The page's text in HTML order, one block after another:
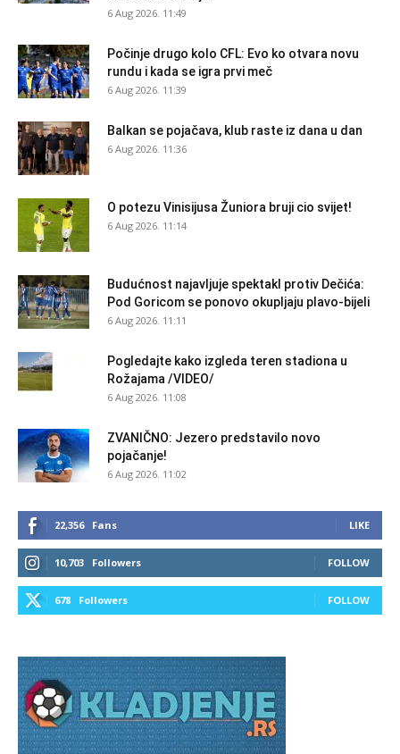
6 Aug 2026. 11:49
Počinje drugo kolo CFL: Evo ko otvara novu
rundu i kada se igra prvi meč
6 Aug 2026. 11:39
Balkan se pojačava, klub raste iz dana u dan
6 Aug 2026. 11:36
O potezu Vinisijusa Žuniora bruji cio svijet!
6 Aug 2026. 11:14
Budućnost najavljuje spektakl protiv Dečića:
Pod Goricom se ponovo okupljaju plavo-bijeli
6 Aug 2026. 11:11
Pogledajte kako izgleda teren stadiona u
Rožajama /VIDEO/
6 Aug 2026. 11:08
ZVANIČNO: Jezero predstavilo novo
pojačanje!
6 Aug 2026. 11:02
22,356 Fans LIKE
10,703 Followers FOLLOW
678 Followers FOLLOW